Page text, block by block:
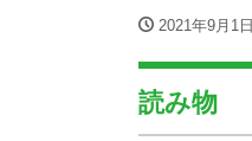
2021年9月1日
読み物